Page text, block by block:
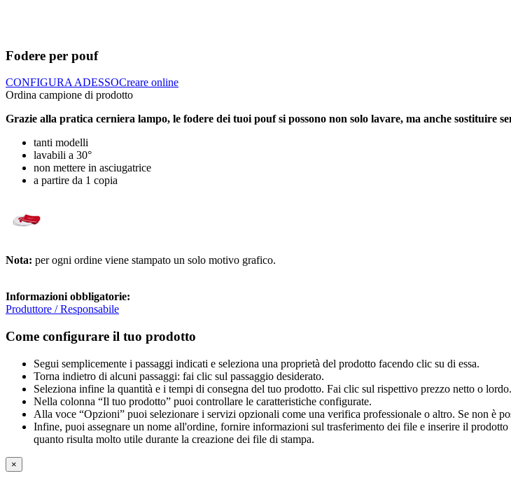
Fodere per pouf
CONFIGURA ADESSOCreare online
Ordina campione di prodotto
Grazie alla pratica cerniera lampo, le fodere dei tuoi pouf si possono non solo lavare, ma anche sostituire
tanti modelli
lavabili a 30°
non mettere in asciugatrice
a partire da 1 copia
Nota: per ogni ordine viene stampato un solo motivo grafico.
Informazioni obbligatorie:
Produttore / Responsabile
Come configurare il tuo prodotto
Segui semplicemente i passaggi indicati e seleziona una proprietà del prodotto facendo clic su di essa.
Torna indietro di alcuni passaggi: fai clic sul passaggio desiderato.
Seleziona infine la quantità e i tempi di consegna del tuo prodotto. Fai clic sul rispettivo prezzo netto o lordo.
Nella colonna “Il tuo prodotto” puoi controllare le caratteristiche configurate.
Alla voce “Opzioni” puoi selezionare i servizi opzionali come una verifica professionale o altro. Se non è
Infine, puoi assegnare un nome all'ordine, fornire informazioni sul trasferimento dei file e inserire il
quanto risulta molto utile durante la creazione dei file di stampa.
×